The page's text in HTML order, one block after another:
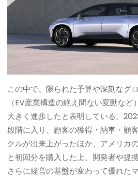
この中で、限られた予算や深刻なグ
（EV産業構造の絶え間ない変動など
大きく進歩したと表明している。
段階に入り、顧客の獲得・納車・顧
クルが出来上がったほか、アメリカ
と初回分を購入した上、開発者や提
さらに経営の基盤が変わって優れた